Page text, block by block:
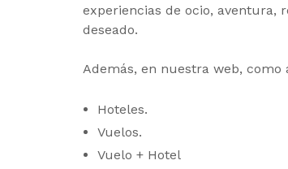
experiencias de ocio, aventura,
deseado.
Además, en nuestra web,
Hoteles.
Vuelos.
Vuelo + Hotel